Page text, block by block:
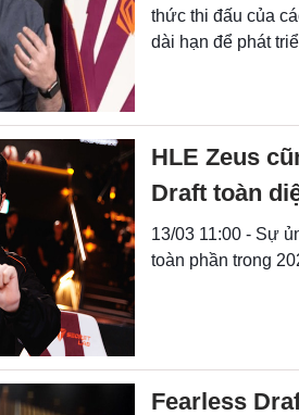
thức thi đấu của
dài hạn để phát
HLE Zeus
Draft toàn
13/03 11:00 - Sự
toàn phần trong
Fearless